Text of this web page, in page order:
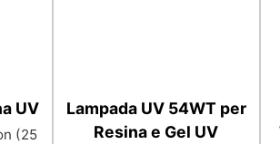
UV
(25
Lampada UV 54WT per
Resina e Gel UV